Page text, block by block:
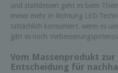
und stattdessen geht es beim
immer mehr in Richtung LED-
tatsächlich konsumiert, wenn es
gibt es noch
Vom Massenprodukt
Entscheidung für